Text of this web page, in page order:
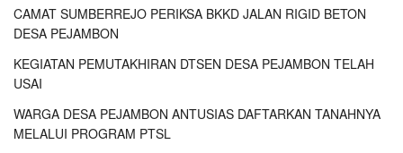
CAMAT SUMBERREJO PERIKSA BKKD JALAN RIGID BETON
DESA PEJAMBON
KEGIATAN PEMUTAKHIRAN DTSEN DESA PEJAMBON TELAH
USAI
WARGA DESA PEJAMBON ANTUSIAS DAFTARKAN TANAHNYA
MELALUI PROGRAM PTSL